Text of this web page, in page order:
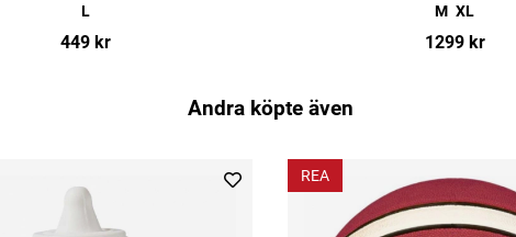
L
449 kr
M XL
1299 kr
Andra köpte även
REA